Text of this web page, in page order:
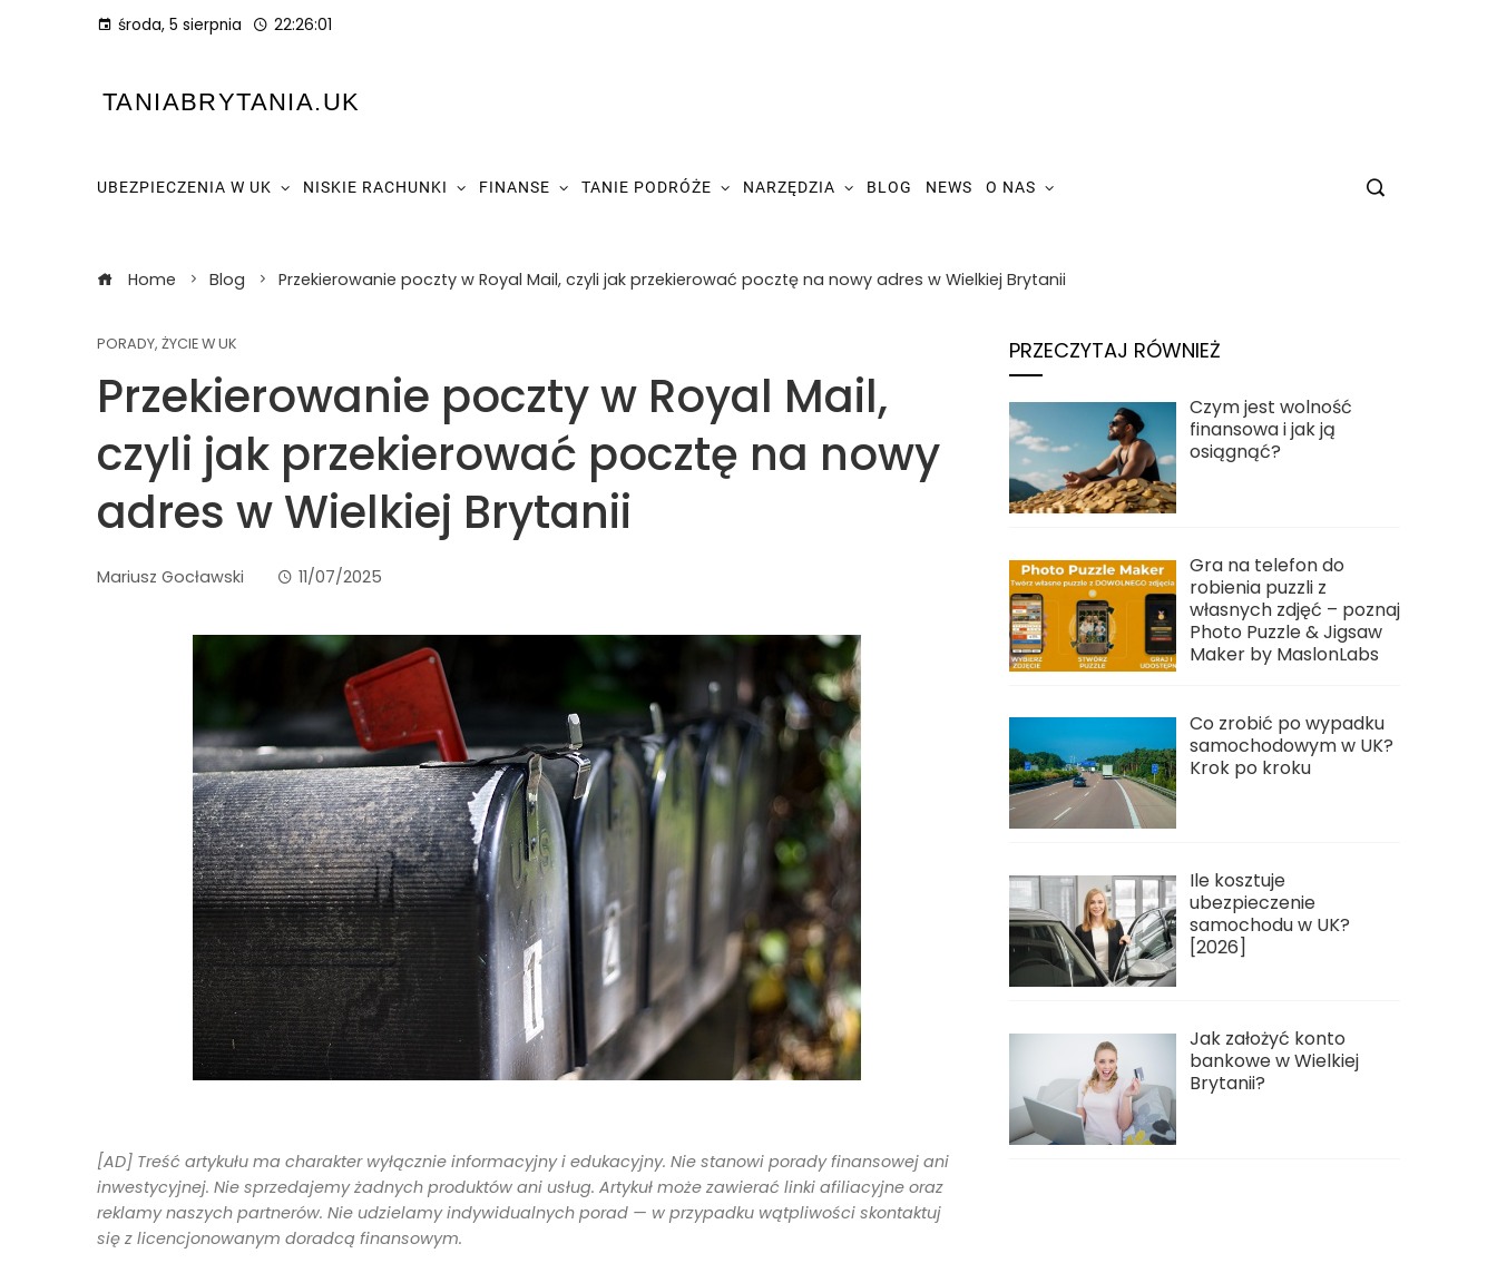
środa, 5 sierpnia 22:26:02
TANIABRYTANIA.UK
UBEZPIECZENIA W UK NISKIE RACHUNKI FINANSE TANIE PODRÓŻE NARZĘDZIA BLOG NEWS O NAS
Home Blog Przekierowanie poczty w Royal Mail, czyli jak przekierować pocztę na nowy adres w Wielkiej Brytanii
PORADY, ŻYCIE W UK
Przekierowanie poczty w Royal Mail,
czyli jak przekierować pocztę na nowy
adres w Wielkiej Brytanii
Mariusz Gocławski 11/07/2025
[AD] Treść artykułu ma charakter wyłącznie informacyjny i edukacyjny. Nie stanowi porady finansowej ani
inwestycyjnej. Nie sprzedajemy żadnych produktów ani usług. Artykuł może zawierać linki afiliacyjne oraz
reklamy naszych partnerów. Nie udzielamy indywidualnych porad — w przypadku wątpliwości skontaktuj
się z licencjonowanym doradcą finansowym.
PRZECZYTAJ RÓWNIEŻ
Czym jest wolność
finansowa i jak ją
osiągnąć?
Gra na telefon do
robienia puzzli z
własnych zdjęć – poznaj
Photo Puzzle & Jigsaw
Maker by MaslonLabs
Co zrobić po wypadku
samochodowym w UK?
Krok po kroku
Ile kosztuje
ubezpieczenie
samochodu w UK?
[2026]
Jak założyć konto
bankowe w Wielkiej
Brytanii?